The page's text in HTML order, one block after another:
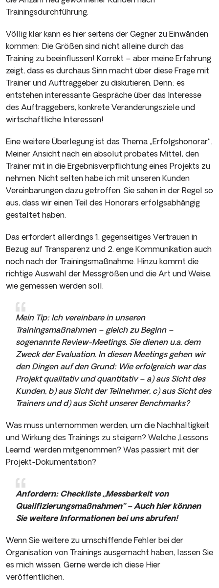
Trainingsdurchführung.
Völlig klar kann es hier seitens der Gegner zu Einwänden
kommen: Die Größen sind nicht alleine durch das
Training zu beeinflussen! Korrekt – aber meine Erfahrung
zeigt, dass es durchaus Sinn macht über diese Frage mit
Trainer und Auftraggeber zu diskutieren. Denn: es
entstehen interessante Gespräche über das Interesse
des Auftraggebers, konkrete Veränderungsziele und
wirtschaftliche Interessen!
Eine weitere Überlegung ist das Thema „Erfolgshonorar“.
Meiner Ansicht nach ein absolut probates Mittel, den
Trainer mit in die Ergebnisverpflichtung eines Projekts zu
nehmen. Nicht selten habe ich mit unseren Kunden
Vereinbarungen dazu getroffen. Sie sahen in der Regel so
aus, dass wir einen Teil des Honorars erfolgsabhängig
gestaltet haben.
Das erfordert allerdings 1. gegenseitiges Vertrauen in
Bezug auf Transparenz und 2. enge Kommunikation auch
noch nach der Trainingsmaßnahme. Hinzu kommt die
richtige Auswahl der Messgrößen und die Art und Weise,
wie gemessen werden soll.
Mein Tip: Ich vereinbare in unseren
Trainingsmaßnahmen – gleich zu Beginn –
sogenannte Review-Meetings. Sie dienen u.a. dem
Zweck der Evaluation. In diesen Meetings gehen wir
den Dingen auf den Grund: Wie erfolgreich war das
Projekt qualitativ und quantitativ – a) aus Sicht des
Kunden, b) aus Sicht der Teilnehmer, c) aus Sicht des
Trainers und d) aus Sicht unserer Benchmarks?
Was muss unternommen werden, um die Nachhaltigkeit
und Wirkung des Trainings zu steigern? Welche ‚Lessons
Learnd‘ werden mitgenommen? Was passiert mit der
Projekt-Dokumentation?
Anfordern: Checkliste „Messbarkeit von
Qualifizierungsmaßnahmen“ – Auch hier können
Sie weitere Informationen bei uns abrufen!
Wenn Sie weitere zu umschiffende Fehler bei der
Organisation von Trainings ausgemacht haben, lassen Sie
es mich wissen. Gerne werde ich diese Hier
veröffentlichen.